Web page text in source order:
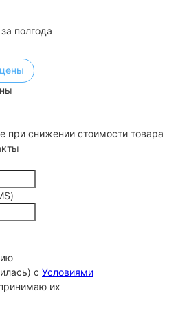
полгода
при снижении стоимости товара
с Условиями
их